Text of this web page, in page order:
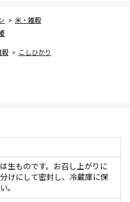
米・雑穀
穀 こしひかり
生ものです。お召し上がりに
けにして密封し、冷蔵庫に保
。